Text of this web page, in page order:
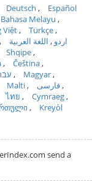
Deutsch
Español
Bahasa Melayu
Việt
Türkçe
اردو
اللغة العربية
Shqipe
Čeština
Magyar
Malti
فارسی
ไทย
Cymraeg
Kreyòl
send a